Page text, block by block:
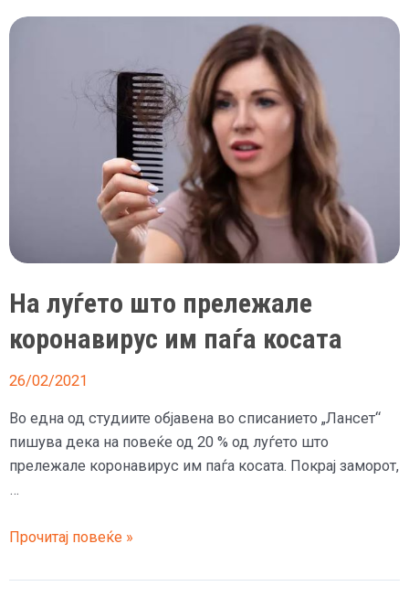
дека
ситуацијата
На луѓето што прележале
коронавирус им паѓа косата
26/02/2021
Во една од студиите објавена во списанието „Лансет“
пишува дека на повеќе од 20 % од луѓето што
прележале коронавирус им паѓа косата. Покрај заморот,
…
На
што
Прочитај повеќе »